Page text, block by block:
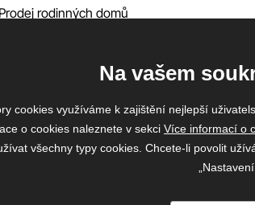
Prodej rodinných domů
Na vašem
cookies využíváme k zajištění nejlepší
o cookies naleznete v sekci Více informací o
všechny typy cookies. Chcete-li povolit